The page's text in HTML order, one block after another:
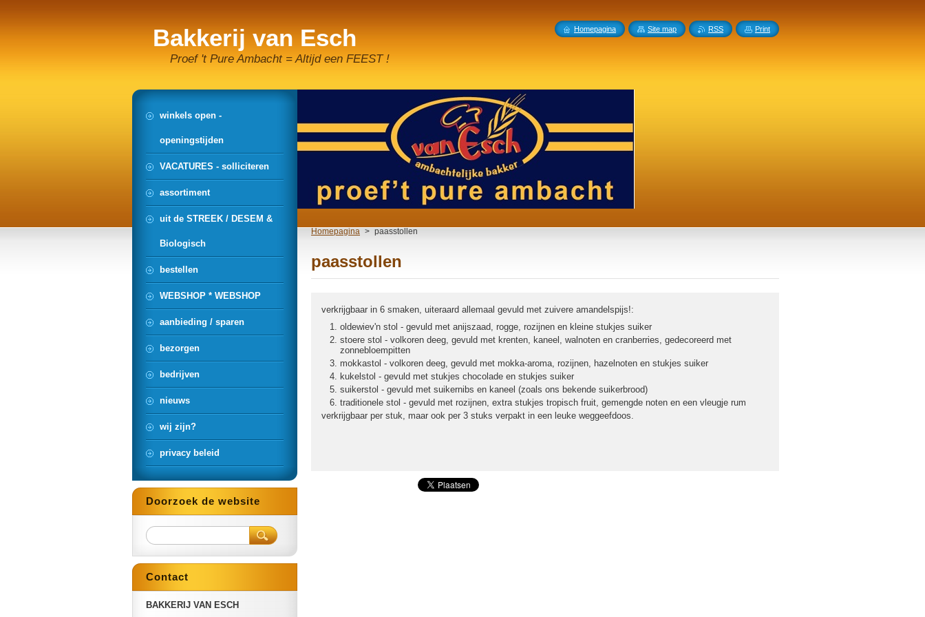
Bakkerij van Esch
Proef 't Pure Ambacht = Altijd een FEEST !
Homepagina > paasstollen
paasstollen
verkrijgbaar in 6 smaken, uiteraard allemaal gevuld met zuivere amandelspijs!:
oldewiev'n stol - gevuld met anijszaad, rogge, rozijnen en kleine stukjes suiker
stoere stol - volkoren deeg, gevuld met krenten, kaneel, walnoten en cranberries, gedecoreerd met
zonnebloempitten
mokkastol - volkoren deeg, gevuld met mokka-aroma, rozijnen, hazelnoten en stukjes suiker
kukelstol - gevuld met stukjes chocolade en stukjes suiker
suikerstol - gevuld met suikernibs en kaneel (zoals ons bekende suikerbrood)
traditionele stol - gevuld met rozijnen, extra stukjes tropisch fruit, gemengde noten en een vleugje rum
verkrijgbaar per stuk, maar ook per 3 stuks verpakt in een leuke weggeefdoos.
winkels open -
openingstijden
VACATURES - solliciteren
assortiment
uit de STREEK / DESEM &
Biologisch
bestellen
WEBSHOP * WEBSHOP
aanbieding / sparen
bezorgen
bedrijven
nieuws
wij zijn?
privacy beleid
Doorzoek de website
Contact
BAKKERIJ VAN ESCH
Homepagina Site map RSS Print